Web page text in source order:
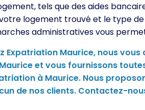
tels que des aides
logement trouvé et le type
administratives vous
Expatriation Maurice, nous
Maurice et vous fournissons
à Maurice. Nous
de nos clients. Contactez-